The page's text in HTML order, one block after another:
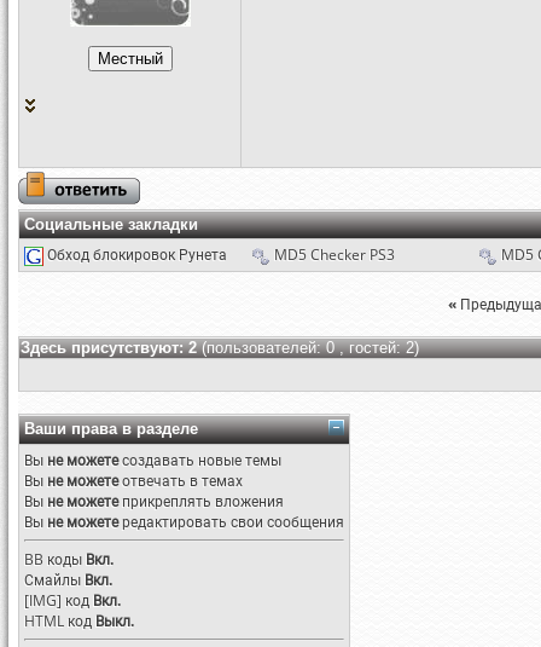
Социальные закладки
Обход блокировок Рунета MD5 Checker PS3 MD5
«
Здесь присутствуют: 2(пользователей: 0 , гостей: 2)
Ваши права в разделе
Вы не можетесоздавать новые темы
Вы не можетеотвечать в темах
Вы не можетеприкреплять вложения
Вы не можетередактировать свои сообщения
BB коды Вкл.
Смайлы Вкл.
[IMG] код Вкл.
HTML код Выкл.